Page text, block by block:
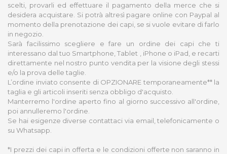
scelti, provarli ed effettuare il pagamento della merce che si
desidera acquistare. Si potrà altresì pagare online con Paypal al
momento della prenotazione dei capi, se si vuole evitare di farlo
in negozio.
Sarà facilissimo scegliere e fare un ordine dei capi che ti
interessano dal tuo Smartphone, Tablet , iPhone o iPad, e recarti
direttamente nel nostro punto vendita per la visione degli stessi
e/o la prova delle taglie.
L’ordine inviato consente di OPZIONARE temporaneamente** la
taglia e gli articoli inseriti senza obbligo d'acquisto.
Manterremo l'ordine aperto fino al giorno successivo all'ordine,
poi annulleremo l'ordine.
Se hai esigenze diverse contattaci via email, telefonicamente o
su Whatsapp.
*I prezzi dei capi in offerta e le condizioni offerte non saranno in